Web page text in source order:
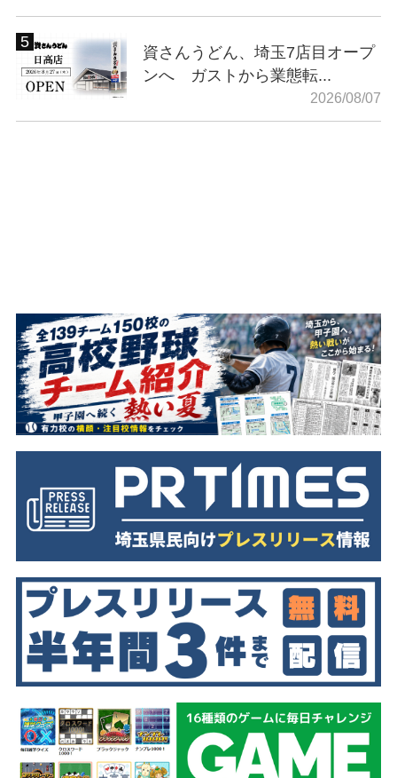
資さんうどん、埼玉7店目オープ
ンへ ガストから業態転...
2026/08/07